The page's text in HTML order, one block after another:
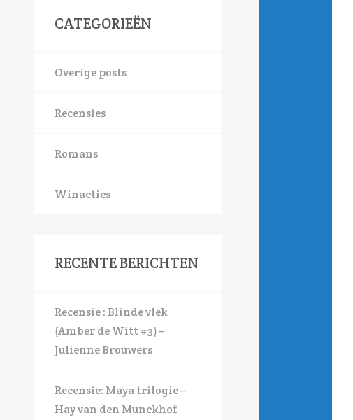
CATEGORIEËN
Overige posts
Recensies
Romans
Winacties
RECENTE BERICHTEN
Recensie : Blinde vlek
(Amber de Witt #3) –
Julienne Brouwers
Recensie: Maya trilogie –
Hay van den Munckhof